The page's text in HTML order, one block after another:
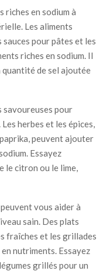
riches en sodium à
Les aliments
pour pâtes et les
riches en sodium. Il
de sel ajoutée
savoureuses pour
herbes et les épices,
peuvent ajouter
Essayez
le citron ou le lime,
vous aider à
sain. Des plats
fraîches et les grillades
nutriments. Essayez
grillés pour un